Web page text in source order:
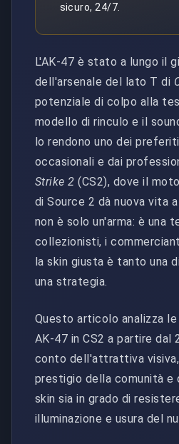
sicuro, 24/7.
L'AK-47 è stato a lungo il
dell'arsenale del lato T di
potenziale di colpo alla
modello di rinculo e il
lo rendono uno dei
occasionali e dai
Strike 2 (CS2), dove il
di Source 2 dà nuova vita
non è solo un'arma: è una
collezionisti, i
la skin giusta è tanto una
una strategia.
Questo articolo analizza
AK-47 in CS2 a partire dal
conto dell'attrattiva
prestigio della comunità e
skin sia in grado di
illuminazione e usura del